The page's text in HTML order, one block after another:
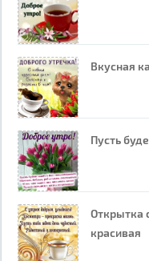
Вкусная
Пусть
Открытка
красивая